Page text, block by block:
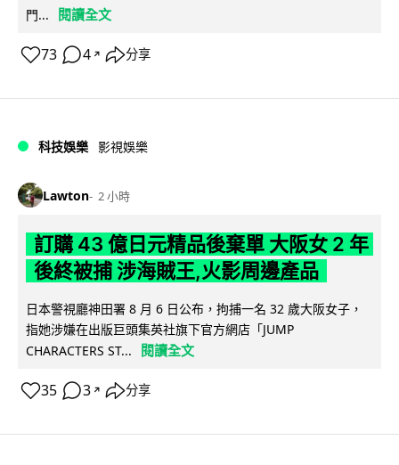
門...
閱讀全文
73 4 ↗ 分享
科技娛樂 影視娛樂
Lawton 2 小時
訂購 43 億日元精品後棄單 大阪女 2 年
後終被捕 涉海賊王,火影周邊產品
日本警視廳神田署 8 月 6 日公布，拘捕一名 32 歲大阪女子，
指她涉嫌在出版巨頭集英社旗下官方網店「JUMP
CHARACTERS ST...
閱讀全文
35 3 ↗ 分享